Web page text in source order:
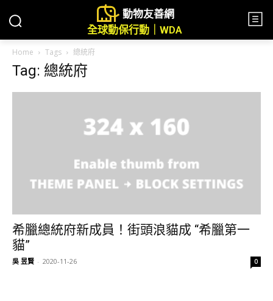
動物友善網
全球動保行動｜WDA
Home Tags 總統府
Tag: 總統府
希臘總統府新成員！街頭浪貓成 “希臘第一
貓”
吳 昱賢 - 2020-11-26 0